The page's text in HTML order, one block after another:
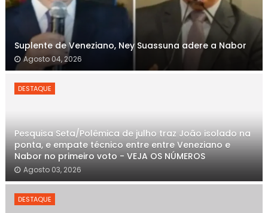
Suplente de Veneziano, Ney Suassuna adere a Nabor
Agosto 04, 2026
DESTAQUE
Pesquisa Seta/Polêmica de julho traz João isolado na
ponta, e empate técnico entre entre Veneziano e
Nabor no primeiro voto - VEJA OS NÚMEROS
Agosto 03, 2026
DESTAQUE